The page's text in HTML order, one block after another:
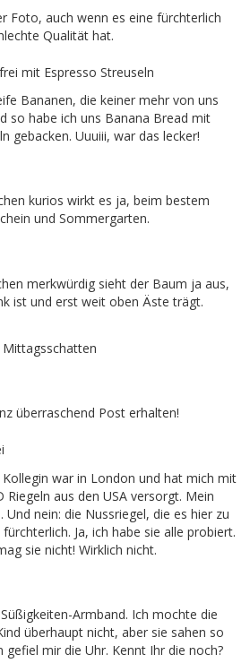
Foto, auch wenn es eine fürchterlich
Qualität hat.
Bananen, die keiner mehr von uns
so habe ich uns Banana Bread mit
gebacken. Uuuiii, war das lecker!
kurios wirkt es ja, beim bestem
und Sommergarten.
merkwürdig sieht der Baum ja aus,
ist und erst weit oben Äste trägt.
Mittagsschatten
überraschend Post erhalten!
war in London und hat mich mit
Riegeln aus den USA versorgt. Mein
Und nein: die Nussriegel, die es hier zu
Ja, ich habe sie alle probiert.
sie nicht! Wirklich nicht.
Armband. Ich mochte die
überhaupt nicht, aber sie sahen so
gefiel mir die Uhr. Kennt Ihr die noch?